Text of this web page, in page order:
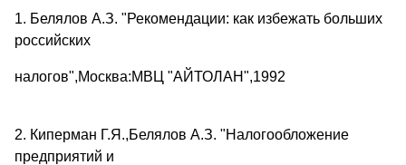
1. Белялов А.З. "Рекомендации: как избежать больших
российских
налогов",Москва:МВЦ "АЙТОЛАН",1992
2. Киперман Г.Я.,Белялов А.З. "Налогообложение
предприятий и